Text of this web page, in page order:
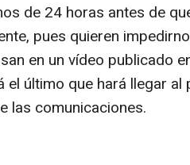
de 24 horas antes de
pues quieren
en un vídeo publicado
el último que hará llegar
las comunicaciones.